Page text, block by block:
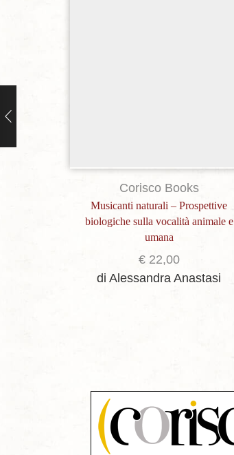
Corisco Books
Musicanti naturali – Prospettive
biologiche sulla vocalità animale e
umana
€22,00
di Alessandra Anastasi